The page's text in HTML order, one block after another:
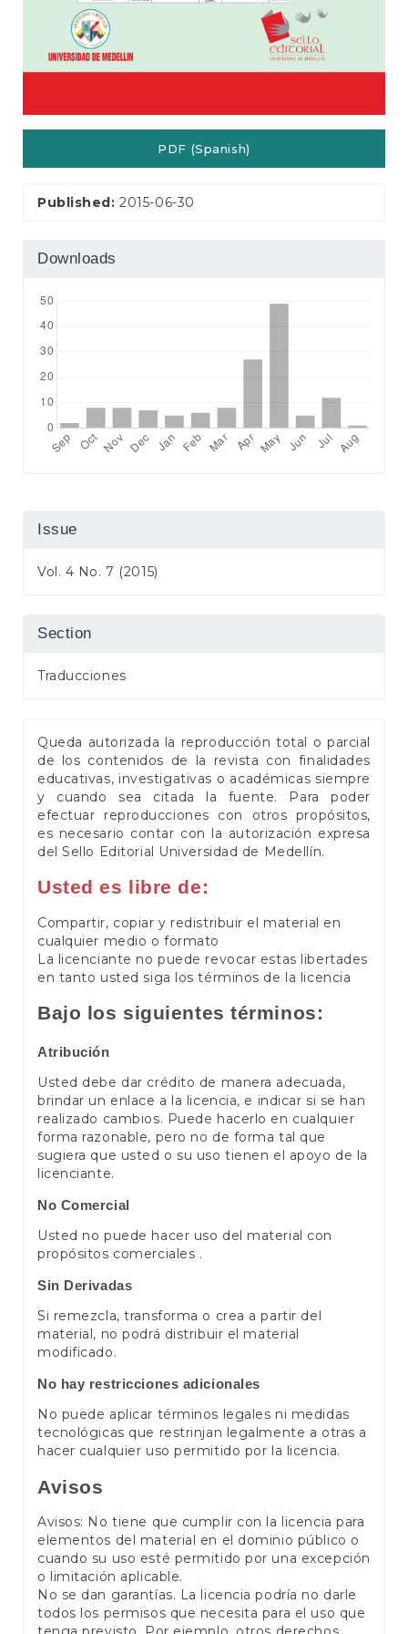
PDF (Spanish)
Published:2015-06-30
Downloads
Issue
Vol. 4 No. 7 (2015)
Section
Traducciones
Queda autorizada la reproducción total o parcial
de los contenidos de la revista con finalidades
educativas, investigativas o académicas siempre
y cuando sea citada la fuente. Para poder
efectuar reproducciones con otros propósitos,
es necesario contar con la autorización expresa
del Sello Editorial Universidad de Medellín.
Usted es libre de:
Compartir, copiar y redistribuir el material en
cualquier medio o formato
La licenciante no puede revocar estas libertades
en tanto usted siga los términos de la licencia
Bajo los siguientes términos:
Atribución
Usted debe dar crédito de manera adecuada,
brindar un enlace a la licencia, e indicar si se han
realizado cambios. Puede hacerlo en cualquier
forma razonable, pero no de forma tal que
sugiera que usted o su uso tienen el apoyo de la
licenciante.
No Comercial
Usted no puede hacer uso del material con
propósitos comerciales .
Sin Derivadas
Si remezcla, transforma o crea a partir del
material, no podrá distribuir el material
modificado.
No hay restricciones adicionales
No puede aplicar términos legales ni medidas
tecnológicas que restrinjan legalmente a otras a
hacer cualquier uso permitido por la licencia.
Avisos
Avisos: No tiene que cumplir con la licencia para
elementos del material en el dominio público o
cuando su uso esté permitido por una excepción
o limitación aplicable.
No se dan garantías. La licencia podría no darle
todos los permisos que necesita para el uso que